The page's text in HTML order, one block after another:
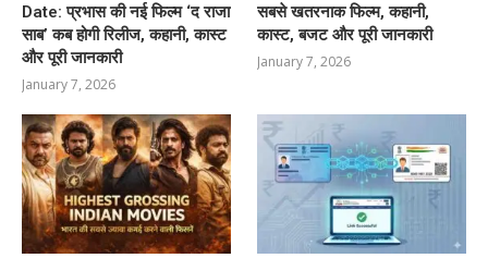
Date: प्रभास की नई फिल्म ‘द राजा
साब’ कब होगी रिलीज, कहानी, कास्ट
और पूरी जानकारी
January 7, 2026
सबसे खतरनाक फिल्म, कहानी,
कास्ट, बजट और पूरी जानकारी
January 7, 2026